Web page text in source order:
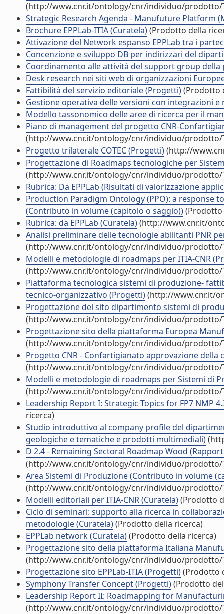
(http://www.cnr.it/ontology/cnr/individuo/prodotto/
Strategic Research Agenda - Manufuture Platform
Brochure EPPLab-ITIA (Curatela)(Prodotto della
Attivazione del Network espanso EPPLab tra i
Concenzione e sviluppo DB per indirizzari del
Coordinamento alle attività del support group
Desk research nei siti web di organizzazioni
Fattibilità del servizio editoriale (Progetti)(Prodotto
Gestione operativa delle versioni con integrazioni e
Modello tassonomico delle aree di ricerca per il
Piano di management del progetto CNR-
(http://www.cnr.it/ontology/cnr/individuo/prodotto/
Progetto trilaterale COTEC (Progetti)(http://
Progettazione di Roadmaps tecnologiche per
(http://www.cnr.it/ontology/cnr/individuo/prodotto/
Rubrica: Da EPPLab (Risultati di valorizzazione
Production Paradigm Ontology (PPO): a
(Contributo in volume (capitolo o saggio))(Prodotto
Rubrica: da EPPLab (Curatela)(http://www.cnr.it/
Analisi preliminare delle tecnologie abilitanti PNR per
(http://www.cnr.it/ontology/cnr/individuo/prodotto/
Modelli e metodologie di roadmaps per ITIA-CNR
(http://www.cnr.it/ontology/cnr/individuo/prodotto/
Piattaforma tecnologica sistemi di produzione-
tecnico-organizzativo (Progetti)(http://www.cnr.it/
Progettazione del sito dipartimento sistemi di
(http://www.cnr.it/ontology/cnr/individuo/prodotto/
Progettazione sito della piattaforma Europea
(http://www.cnr.it/ontology/cnr/individuo/prodotto/
Progetto CNR - Confartigianato approvazione
(http://www.cnr.it/ontology/cnr/individuo/prodotto/
Modelli e metodologie di roadmaps per Sistemi di
(http://www.cnr.it/ontology/cnr/individuo/prodotto/
Leadership Report I: Strategic Topics for FP7 NMP
ricerca)
Studio introduttivo al company profile del
geologiche e tematiche e prodotti multimediali)
D 2.4 - Remaining Sectoral Roadmap Wood
(http://www.cnr.it/ontology/cnr/individuo/prodotto/
Area Sistemi di Produzione (Contributo in volume
(http://www.cnr.it/ontology/cnr/individuo/prodotto/
Modelli editoriali per ITIA-CNR (Curatela)(Prodotto
Ciclo di seminari: supporto alla ricerca in
metodologie (Curatela)(Prodotto della ricerca)
EPPLab network (Curatela)(Prodotto della ricerca)
Progettazione sito della piattaforma Italiana
(http://www.cnr.it/ontology/cnr/individuo/prodotto/
Progettazione sito EPPLab-ITIA (Progetti)(Prodotto
Symphony Transfer Concept (Progetti)(Prodotto
Leadership Report II: Roadmapping for
(http://www.cnr.it/ontology/cnr/individuo/prodotto/